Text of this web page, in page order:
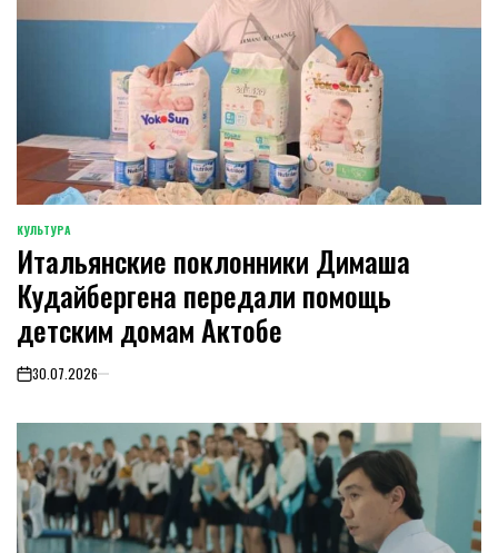
POSTED
IN
КУЛЬТУРА
Итальянские поклонники Димаша
Кудайбергена передали помощь
детским домам Актобе
on30.07.2026